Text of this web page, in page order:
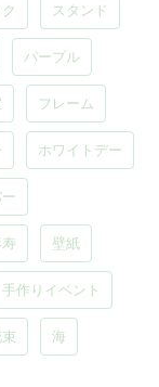
スタンド
パープル
フレーム
ホワイトデー
壁紙
手作りイベント
海